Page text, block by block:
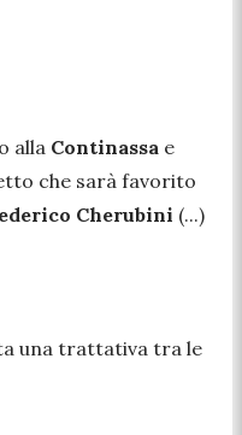
alla Continassa e
che sarà favorito
Cherubini (...)
una trattativa tra le